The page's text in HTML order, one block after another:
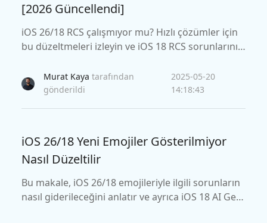
[2026 Güncellendi]
iOS 26/18 RCS çalışmıyor mu? Hızlı çözümler için
bu düzeltmeleri izleyin ve iOS 18 RCS sorunlarını
Murat Kaya tarafından
gönderildi
2025-05-20
14:18:43
iOS 26/18 Yeni Emojiler Gösterilmiyor
Nasıl Düzeltilir
Bu makale, iOS 26/18 emojileriyle ilgili sorunların
nasıl giderileceğini anlatır ve ayrıca iOS 18 AI Gen